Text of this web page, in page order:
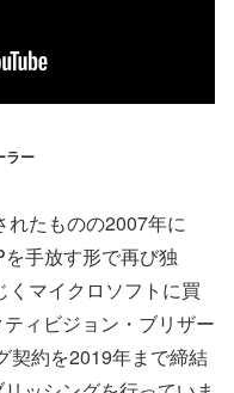
ラー
れたものの2007年に
を手放す形で再び独
くマイクロソフトに買
ィビジョン・ブリザー
契約を2019年まで締結